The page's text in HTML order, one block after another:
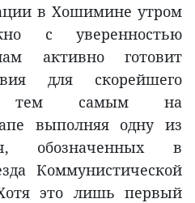
в Хошимине утром
с уверенностью
активно готовит
для скорейшего
тем самым на
выполняя одну из
обозначенных в
Коммунистической
это лишь первый